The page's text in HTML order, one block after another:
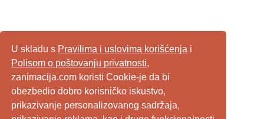
U skladu s Pravilima i uslovima korišćenja i
Polisom o poštovanju privatnosti,
zanimacija.com koristi Cookie-je da bi
obezbedio dobro korisničko iskustvo,
prikazivanje personalizovanog sadržaja,